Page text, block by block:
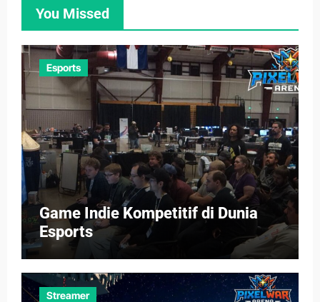
You Missed
Esports
Game Indie Kompetitif di Dunia
Esports
Streamer